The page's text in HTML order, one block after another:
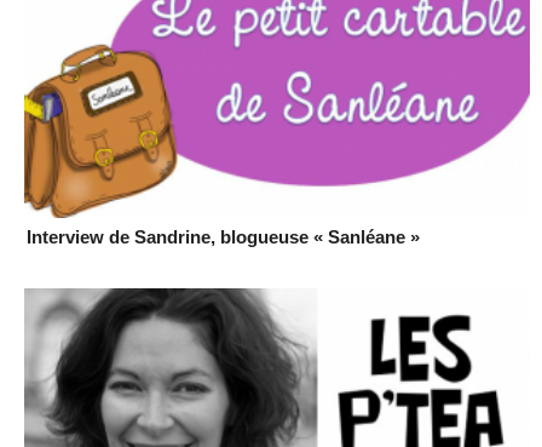
Interview de Sandrine, blogueuse « Sanléane »